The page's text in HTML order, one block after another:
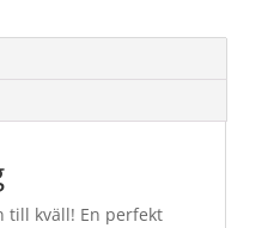
till kväll! En perfekt